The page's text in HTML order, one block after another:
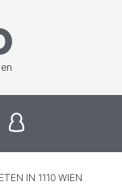
IN 1110 WIEN